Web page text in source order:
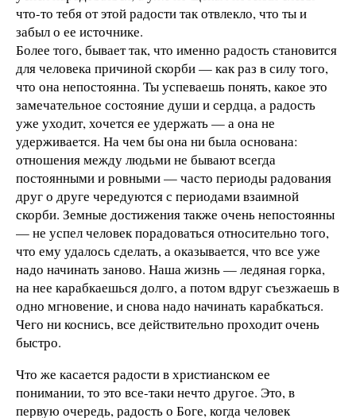
что-то тебя от этой радости так отвлекло, что ты и
забыл о ее источнике.
Более того, бывает так, что именно радость становится
для человека причиной скорби — как раз в силу того,
что она непостоянна. Ты успеваешь понять, какое это
замечательное состояние души и сердца, а радость
уже уходит, хочется ее удержать — а она не
удерживается. На чем бы она ни была основана:
отношения между людьми не бывают всегда
постоянными и ровными — часто периоды радования
друг о друге чередуются с периодами взаимной
скорби. Земные достижения также очень непостоянны
— не успел человек порадоваться относительно того,
что ему удалось сделать, а оказывается, что все уже
надо начинать заново. Наша жизнь — ледяная горка,
на нее карабкаешься долго, а потом вдруг съезжаешь в
одно мгновение, и снова надо начинать карабкаться.
Чего ни коснись, все действительно проходит очень
быстро.
Что же касается радости в хрис­тианском ее
понимании, то это все-таки нечто другое. Это, в
первую очередь, радость о Боге, когда человек